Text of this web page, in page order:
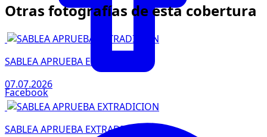
Facebook
Otras fotografías de esta cobertura
SABLEA APRUEBA EXTRADICION
07.07.2026
SABLEA APRUEBA EXTRADICION